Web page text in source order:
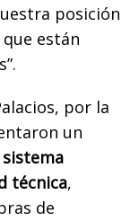
posición
están
por la
un
técnica,
de